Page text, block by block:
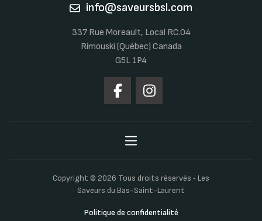
info@saveursbsl.com
337 Rue Moreault, Local RC.04
Rimouski (Québec) Canada
G5L 1P4
Copyright © 2026 Tous droits réservés ‐ Les
Saveurs du Bas-Saint-Laurent
Politique de confidentialité